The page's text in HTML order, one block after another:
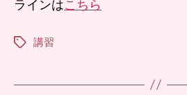
ラインはこちら
タ
講習